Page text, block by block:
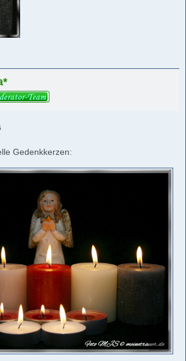
Gedenkkerzen: